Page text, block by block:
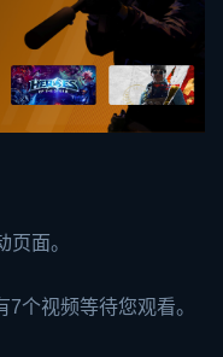
面。
个视频等待您观看。